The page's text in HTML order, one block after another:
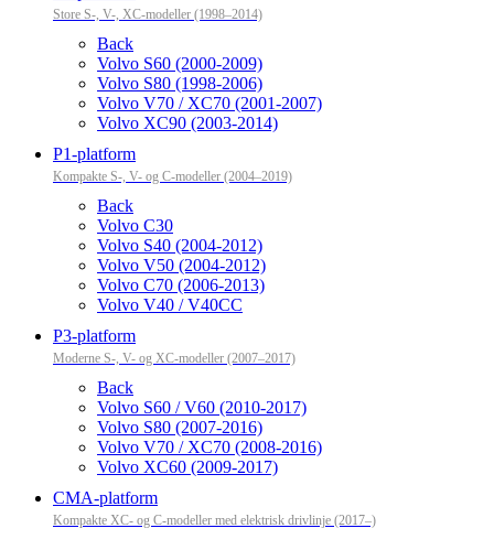
Store S-, V-, XC-modeller (1998–2014)
Back
Volvo S60 (2000-2009)
Volvo S80 (1998-2006)
Volvo V70 / XC70 (2001-2007)
Volvo XC90 (2003-2014)
P1-platform
Kompakte S-, V- og C-modeller (2004–2019)
Back
Volvo C30
Volvo S40 (2004-2012)
Volvo V50 (2004-2012)
Volvo C70 (2006-2013)
Volvo V40 / V40CC
P3-platform
Moderne S-, V- og XC-modeller (2007–2017)
Back
Volvo S60 / V60 (2010-2017)
Volvo S80 (2007-2016)
Volvo V70 / XC70 (2008-2016)
Volvo XC60 (2009-2017)
CMA-platform
Kompakte XC- og C-modeller med elektrisk drivlinje (2017–)